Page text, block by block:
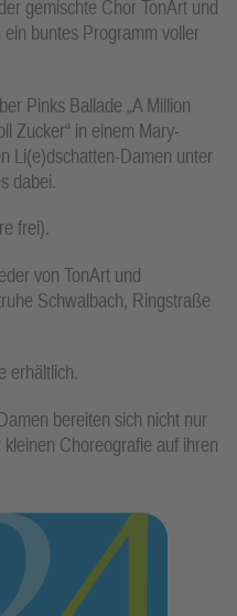
gemischte Chor TonArt und
buntes Programm voller
Pinks Ballade „A Million
Zucker“ in einem Mary-
Li(e)dschatten-Damen unter
dabei.
frei).
von TonArt und
Schwalbach, Ringstraße
erhältlich.
bereiten sich nicht nur
Choreografie auf ihren